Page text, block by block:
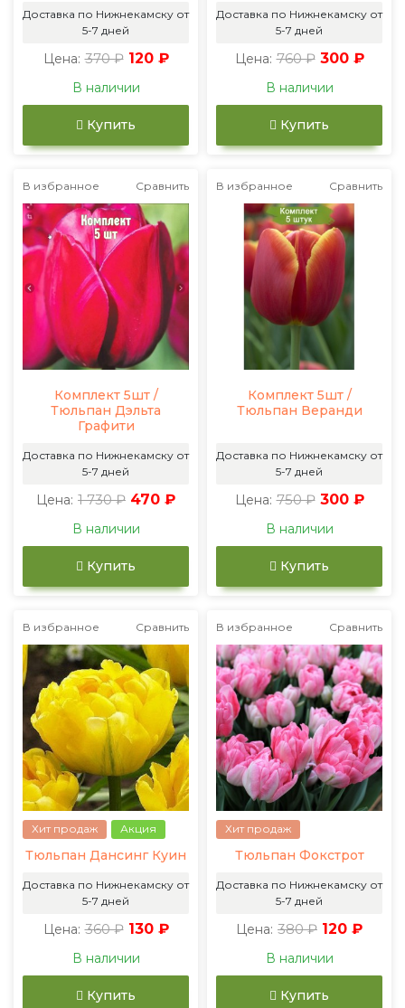
Доставка по Нижнекамску от
5-7 дней
Цена: 370 ₽ 120 ₽
В наличии
Купить
Доставка по Нижнекамску от
5-7 дней
Цена: 760 ₽ 300 ₽
В наличии
Купить
В избранное Сравнить
Комплект 5шт /
Тюльпан Дэльта
Графити
Доставка по Нижнекамску от
5-7 дней
Цена: 1 730 ₽ 470 ₽
В наличии
Купить
В избранное Сравнить
Комплект 5шт /
Тюльпан Веранди
Доставка по Нижнекамску от
5-7 дней
Цена: 750 ₽ 300 ₽
В наличии
Купить
В избранное Сравнить
Хит продаж Акция
Тюльпан Дансинг Куин
Доставка по Нижнекамску от
5-7 дней
Цена: 360 ₽ 130 ₽
В наличии
Купить
В избранное Сравнить
Хит продаж
Тюльпан Фокстрот
Доставка по Нижнекамску от
5-7 дней
Цена: 380 ₽ 120 ₽
В наличии
Купить